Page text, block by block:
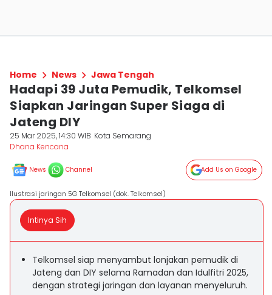
Home News Jawa Tengah
Hadapi 39 Juta Pemudik, Telkomsel
Siapkan Jaringan Super Siaga di
Jateng DIY
25 Mar 2025, 14:30 WIB Kota Semarang
Dhana Kencana
News Channel Add Us on Google
Ilustrasi jaringan 5G Telkomsel (dok. Telkomsel)
Intinya Sih
Telkomsel siap menyambut lonjakan pemudik di
Jateng dan DIY selama Ramadan dan Idulfitri 2025,
dengan strategi jaringan dan layanan menyeluruh.